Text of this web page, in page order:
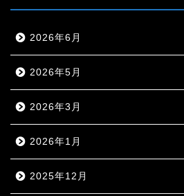
2026年6月
2026年5月
2026年3月
2026年1月
2025年12月